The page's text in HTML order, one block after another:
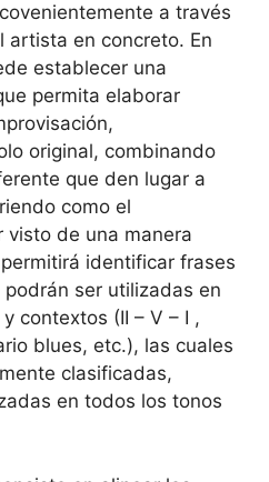
a través
artista en concreto. En
establecer una
permita elaborar
original, combinando
que den lugar a
como el
visto de una manera
identificar frases
ser utilizadas en
contextos (II – V – I ,
blues, etc.), las cuales
clasificadas,
en todos los tonos